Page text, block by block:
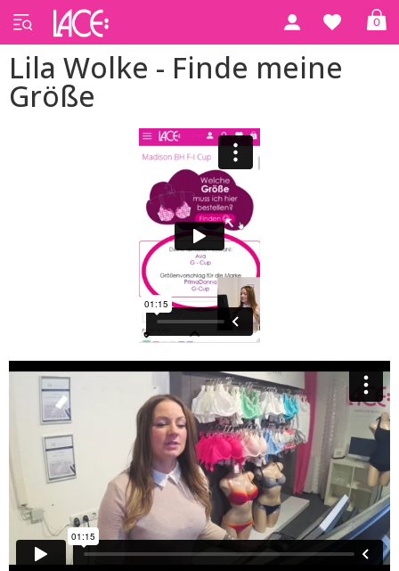
0
Lila Wolke - Finde meine
Größe